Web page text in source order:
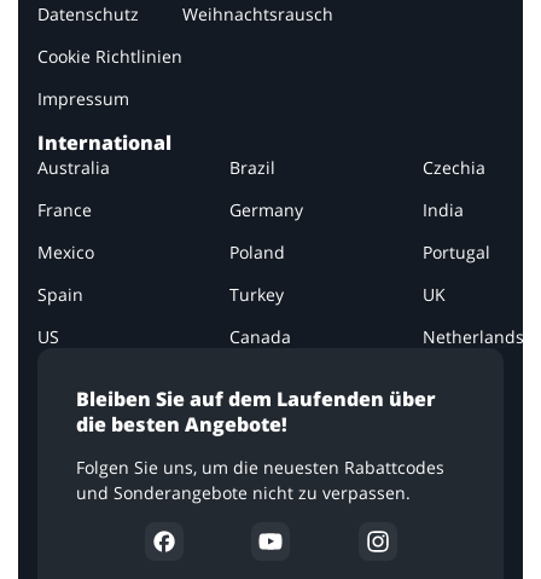
Bleiben Sie auf dem Laufenden über
die besten Angebote!
Folgen Sie uns, um die neuesten Rabattcodes
und Sonderangebote nicht zu verpassen.
Datenschutz
Cookie Richtlinien
Impressum
Weihnachtsrausch
International
Australia Brazil
Czechia
France
Germany
India
Mexico
Poland
Portugal
Spain
Turkey
UK
US
Canada Netherlands